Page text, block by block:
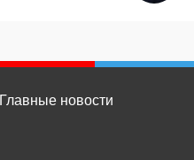
Главные новости